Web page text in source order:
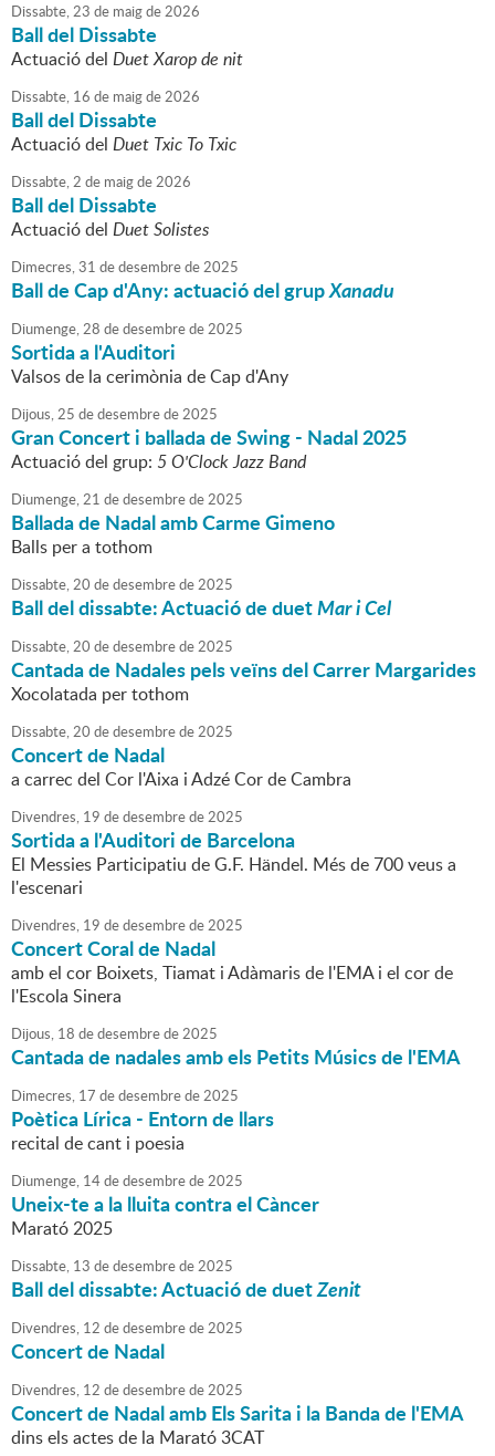
Dissabte,23 de maigde2026
Ball del Dissabte
Actuació del Duet Xarop de nit
Dissabte, 16 de maigde2026
Ball del Dissabte
Actuació del Duet Txic To Txic
Dissabte,2 de maigde2026
Ball del Dissabte
Actuació del Duet Solistes
Dimecres,31 dedesembrede2025
Ball de Cap d'Any: actuació del grupXanadu
Diumenge,28 dedesembrede2025
Sortida a l'Auditori
Valsos de la cerimònia de Cap d'Any
Dijous,25 dedesembrede2025
Gran Concert i ballada de Swing - Nadal 2025
Actuació del grup: 5 O'Clock Jazz Band
Diumenge,21 dedesembrede2025
Ballada de Nadal amb Carme Gimeno
Balls per a tothom
Dissabte,20 dedesembrede2025
Ball del dissabte: Actuació de duetMar i Cel
Dissabte,20 dedesembrede2025
Cantada de Nadales pels veïns del Carrer Margarides
Xocolatada per tothom
Dissabte,20 dedesembrede2025
Concert de Nadal
a carrec del Cor l'Aixa i Adzé Cor de Cambra
Divendres, 19 dedesembrede2025
Sortida a l'Auditori de Barcelona
El Messies Participatiu de G.F. Händel. Més de 700 veus a
l'escenari
Divendres, 19 dedesembrede2025
Concert Coral de Nadal
amb el cor Boixets, Tiamat i Adàmaris de l'EMA i el cor de
l'Escola Sinera
Dijous, 18 dedesembrede2025
Cantada de nadales amb els Petits Músics de l'EMA
Dimecres, 17 dedesembrede2025
Poètica Lírica - Entorn de llars
recital de cant i poesia
Diumenge, 14dedesembrede2025
Uneix-te a la lluita contra el Càncer
Marató 2025
Dissabte, 13 dedesembrede2025
Ball del dissabte: Actuació de duetZenit
Divendres, 12 dedesembrede2025
Concert de Nadal
Divendres, 12 dedesembrede2025
Concert de Nadal amb Els Sarita i la Banda de l'EMA
dins els actes de la Marató 3CAT